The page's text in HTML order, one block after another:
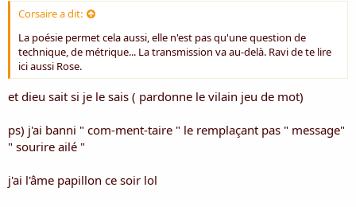
Corsaire a dit:
La poésie permet cela aussi, elle n'est pas qu'une question de
technique, de métrique... La transmission va au-delà. Ravi de te lire
ici aussi Rose.
et dieu sait si je le sais ( pardonne le vilain jeu de mot)
ps) j'ai banni " com-ment-taire " le remplaçant pas " message"
" sourire ailé "
j'ai l'âme papillon ce soir lol